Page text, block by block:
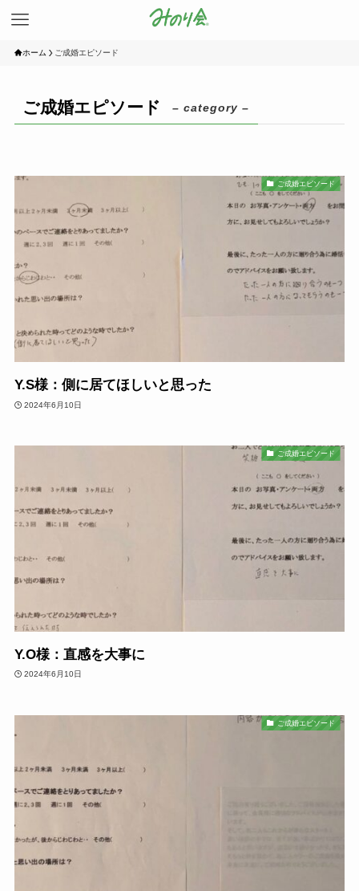
ホーム ご成婚エピソード
ご成婚エピソード – category –
ご成婚エピソード
Y.S様：側に居てほしいと思った
2024年6月10日
ご成婚エピソード
Y.O様：直感を大事に
2024年6月10日
ご成婚エピソード